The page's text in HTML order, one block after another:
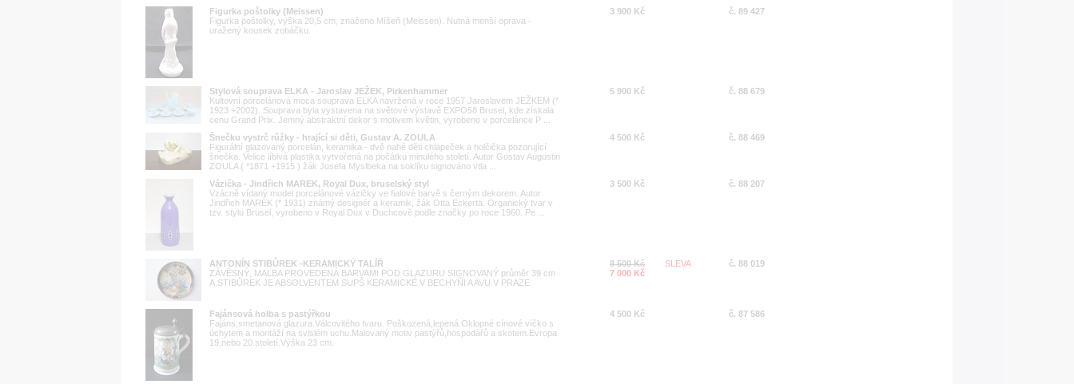
Figurka poštolky (Meissen)
Figurka poštolky, výška 20,5 cm, značeno Míšeň (Meissen). Nutná menší oprava -
uražený kousek zobáčku.
3 900 Kč č. 89 427
Stylová souprava ELKA - Jaroslav JEŽEK, Pirkenhammer
Kultovní porcelánová moca souprava ELKA navržená v roce 1957 Jaroslavem JEŽKEM (*
1923 +2002). Souprava byla vystavena na světové výstavě EXPO58 Brusel, kde získala
cenu Grand Prix. Jemný abstraktní dekor s motivem květin, vyrobeno v porcelánce P ...
5 900 Kč č. 88 679
Šnečku vystrč růžky - hrající si děti, Gustav A. ZOULA
Figurální glazovaný porcelán, keramika - dvě nahé děti chlapeček a holčička pozorující
šnečka. Velice líbivá plastika vytvořená na počátku minulého století. Autor Gustav Augustin
ZOULA ( *1871 +1915 ) žák Josefa Myslbeka na soklíku signováno vtla ...
4 500 Kč č. 88 469
Vázička - Jindřich MAREK, Royal Dux, bruselský styl
Vzácně vídaný model porcelánové vázičky ve fialové barvě s černým dekorem. Autor
Jindřich MAREK (* 1931) známý designér a keramik, žák Otta Eckerta. Organický tvar v
tzv. stylu Brusel, vyrobeno v Royal Dux v Duchcově podle značky po roce 1960. Pe ...
3 500 Kč č. 88 207
ANTONÍN STIBŮREK -KERAMICKÝ TALÍŘ
ZÁVĚSNÝ, MALBA PROVEDENÁ BARVAMI POD GLAZURU SIGNOVANÝ průměr 39 cm
A.STIBŮREK JE ABSOLVENTEM SUPŠ KERAMICKÉ V BECHYŇI A AVU V PRAZE
8 500 Kč
7 000 Kč
SLEVA č. 88 019
Fajánsová holba s pastýřkou
Fajáns,smetanová glazura.Válcovitého tvaru. Poškozená,lepená.Oklopné cínové víčko s
úchytem a montáží na svislém uchu.Malovaný motiv pastýřů,hospodářů a skotem.Evropa
19.nebo 20.století.Výška 23 cm.
4 500 Kč č. 87 586